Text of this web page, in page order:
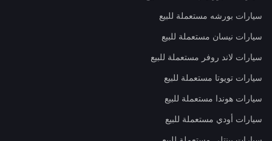
سيارات بورشه مستعملة للبيع
سيارات نيسان مستعملة للبيع
سيارات لاند روفر مستعملة للبيع
سيارات تويوتا مستعملة للبيع
سيارات هوندا مستعملة للبيع
سيارات أودي مستعملة للبيع